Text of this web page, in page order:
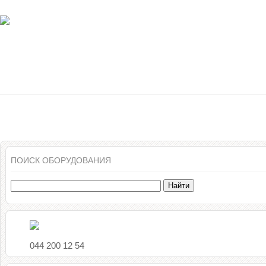
ПОИСК ОБОРУДОВАНИЯ
Найти
044 200 12 54